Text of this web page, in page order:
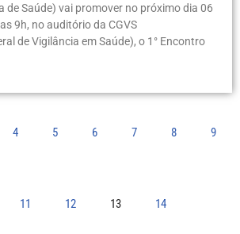
de Saúde) vai promover no próximo dia 06
9h, no auditório da CGVS
de Vigilância em Saúde), o 1° Encontro
4 5 6 7 8 9
11 12 13 14